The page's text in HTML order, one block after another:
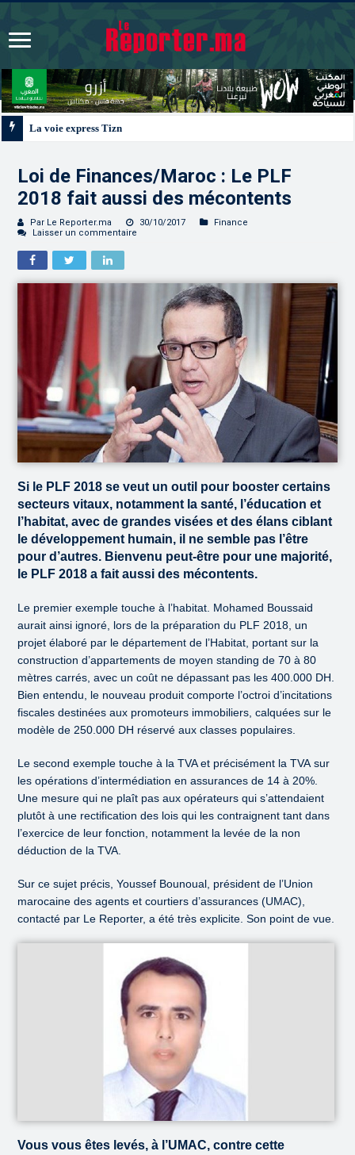
Loi de Finances/Maroc : Le PLF
2018 fait aussi des mécontents
Par Le Reporter.ma 30/10/2017
Finance
Laisser un commentaire
Si le PLF 2018 se veut un outil pour booster certains
secteurs vitaux, notamment la santé, l’éducation et
l’habitat, avec de grandes visées et des élans ciblant
le développement humain, il ne semble pas l’être
pour d’autres. Bienvenu peut-être pour une majorité,
le PLF 2018 a fait aussi des mécontents.
Le premier exemple touche à l’habitat. Mohamed Boussaid
aurait ainsi ignoré, lors de la préparation du PLF 2018, un
projet élaboré par le département de l’Habitat, portant sur la
construction d’appartements de moyen standing de 70 à 80
mètres carrés, avec un coût ne dépassant pas les 400.000 DH.
Bien entendu, le nouveau produit comporte l’octroi d’incitations
fiscales destinées aux promoteurs immobiliers, calquées sur le
modèle de 250.000 DH réservé aux classes populaires.
Le second exemple touche à la TVA et précisément la TVA sur
les opérations d’intermédiation en assurances de 14 à 20%.
Une mesure qui ne plaît pas aux opérateurs qui s’attendaient
plutôt à une rectification des lois qui les contraignent tant dans
l’exercice de leur fonction, notamment la levée de la non
déduction de la TVA.
Sur ce sujet précis, Youssef Bounoual, président de l’Union
marocaine des agents et courtiers d’assurances (UMAC),
contacté par Le Reporter, a été très explicite. Son point de vue.
Vous vous êtes levés, à l’UMAC, contre cette